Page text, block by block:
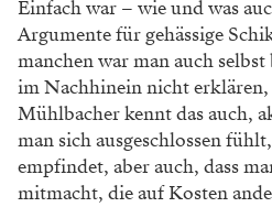
Einfach war – wie und was
Argumente für gehässige
manchen war man auch
im Nachhinein nicht
Mühlbacher kennt das auch,
man sich ausgeschlossen
empfindet, aber auch, dass
mitmacht, die auf Kosten